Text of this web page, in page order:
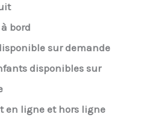
bord
sur demande
disponibles sur
en ligne et hors ligne